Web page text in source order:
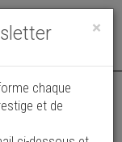
Toggle
×
chaque
et de